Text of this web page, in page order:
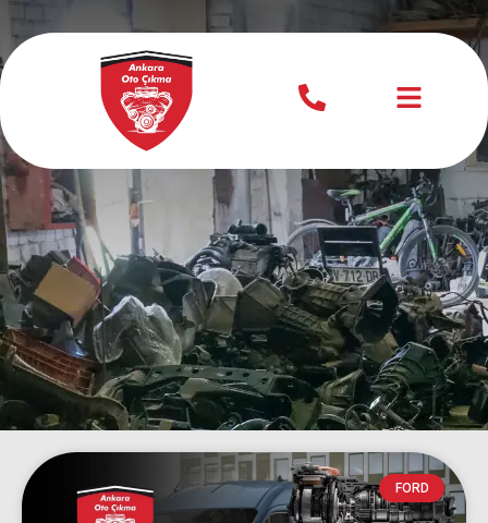
Ford FORD